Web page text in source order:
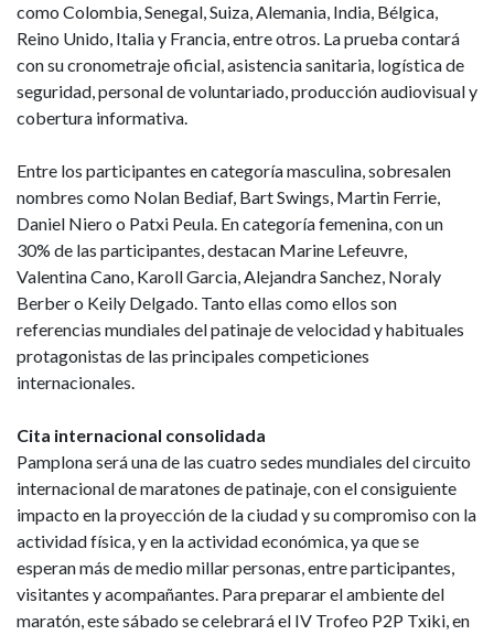
como Colombia, Senegal, Suiza, Alemania, India, Bélgica,
Reino Unido, Italia y Francia, entre otros. La prueba contará
con su cronometraje oficial, asistencia sanitaria, logística de
seguridad, personal de voluntariado, producción audiovisual y
cobertura informativa.
Entre los participantes en categoría masculina, sobresalen
nombres como Nolan Bediaf, Bart Swings, Martin Ferrie,
Daniel Niero o Patxi Peula. En categoría femenina, con un
30% de las participantes, destacan Marine Lefeuvre,
Valentina Cano, Karoll Garcia, Alejandra Sanchez, Noraly
Berber o Keily Delgado. Tanto ellas como ellos son
referencias mundiales del patinaje de velocidad y habituales
protagonistas de las principales competiciones
internacionales.
Cita internacional consolidada
Pamplona será una de las cuatro sedes mundiales del circuito
internacional de maratones de patinaje, con el consiguiente
impacto en la proyección de la ciudad y su compromiso con la
actividad física, y en la actividad económica, ya que se
esperan más de medio millar personas, entre participantes,
visitantes y acompañantes. Para preparar el ambiente del
maratón, este sábado se celebrará el IV Trofeo P2P Txiki, en